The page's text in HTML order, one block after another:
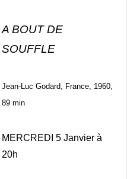
A BOUT DE
SOUFFLE
Jean-Luc Godard, France, 1960,
89 min
MERCREDI 5 Janvier à
20h